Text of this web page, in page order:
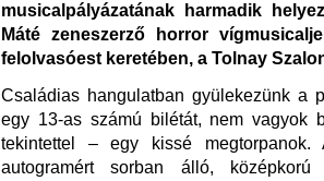
musicalpályázatának harmadik
Máté zeneszerző horror
felolvasóest keretében, a Tolnay
Családias hangulatban gyülekezünk a
egy 13-as számú bilétát, nem vagyok
tekintettel – egy kissé megtorpanok.
autogramért sorban álló,